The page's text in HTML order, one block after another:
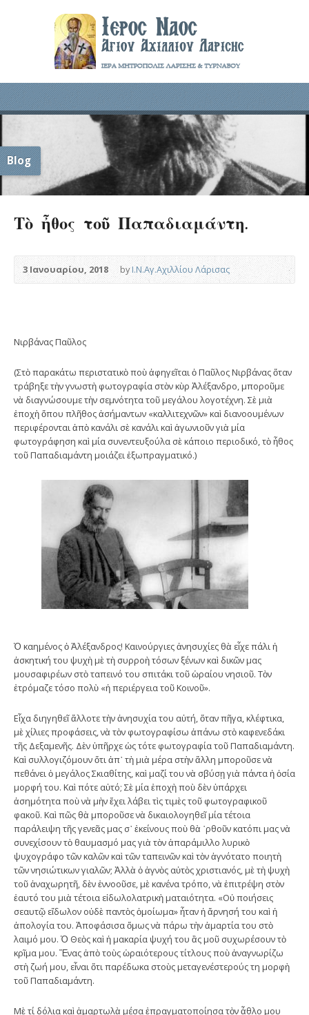
Blog
Τὸ ἦθος τοῦ Παπαδιαμάντη.
3 Ιανουαρίου, 2018 byΙ.Ν.Αγ.Αχιλλίου Λάρισας
Νιρβάνας Παῦλος
(Στὸ παρακάτω περιστατικὸ ποὺ ἀφηγεῖται ὁ Παῦλος Νιρβάνας ὅταν
τράβηξε τὴν γνωστὴ φωτογραφία στὸν κὺρ Ἀλέξανδρο, μποροῦμε
νὰ διαγνώσουμε τὴν σεμνότητα τοῦ μεγάλου λογοτέχνη. Σὲ μιὰ
ἐποχὴ ὅπου πλῆθος ἀσήμαντων «καλλιτεχνῶν» καὶ διανοουμένων
περιφέρονται ἀπὸ κανάλι σὲ κανάλι καὶ ἀγωνιοῦν γιὰ μία
φωτογράφηση καὶ μία συνεντευξούλα σὲ κάποιο περιοδικό, τὸ ἦθος
τοῦ Παπαδιαμάντη μοιάζει ἐξωπραγματικό.)
Ὁ καημένος ὁ Ἀλέξανδρος! Καινούργιες ἀνησυχίες θὰ εἶχε πάλι ἡ
ἀσκητική του ψυχὴ μὲ τὴ συρροὴ τόσων ξένων καὶ δικῶν μας
μουσαφιρέων στὸ ταπεινό του σπιτάκι τοῦ ὡραίου νησιοῦ. Τὸν
ἐτρόμαζε τόσο πολὺ «ἡ περιέργεια τοῦ Κοινοῦ».
Εἶχα διηγηθεῖ ἄλλοτε τὴν ἀνησυχία του αὐτή, ὅταν πῆγα, κλέφτικα,
μὲ χίλιες προφάσεις, νὰ τὸν φωτογραφίσω ἀπάνω στὸ καφενεδάκι
τῆς Δεξαμενῆς. Δὲν ὑπῆρχε ὡς τότε φωτογραφία τοῦ Παπαδιαμάντη.
Καὶ συλλογιζόμουν ὅτι ἀπ᾿ τὴ μιὰ μέρα στὴν ἄλλη μποροῦσε νὰ
πεθάνει ὁ μεγάλος Σκιαθίτης, καὶ μαζί του νὰ σβύσῃ γιὰ πάντα ἡ ὁσία
μορφή του. Καὶ πότε αὐτό; Σὲ μία ἐποχὴ ποὺ δὲν ὑπάρχει
ἀσημότητα ποὺ νὰ μὴν ἔχει λάβει τὶς τιμὲς τοῦ φωτογραφικοῦ
φακοῦ. Καὶ πῶς θὰ μποροῦσε νὰ δικαιολογηθεῖ μία τέτοια
παράλειψη τῆς γενεᾶς μας σ᾿ ἐκείνους ποὺ θὰ ῾ρθοῦν κατόπι μας νὰ
συνεχίσουν τὸ θαυμασμό μας γιὰ τὸν ἀπαράμιλλο λυρικὸ
ψυχογράφο τῶν καλῶν καὶ τῶν ταπεινῶν καὶ τὸν ἁγνότατο ποιητὴ
τῶν νησιώτικων γιαλῶν; Ἀλλὰ ὁ ἁγνὸς αὐτὸς χριστιανός, μὲ τὴ ψυχὴ
τοῦ ἀναχωρητῆ, δὲν ἐννοοῦσε, μὲ κανένα τρόπο, νὰ ἐπιτρέψη στὸν
ἑαυτό του μιὰ τέτοια εἰδωλολατρικὴ ματαιότητα. «Οὐ ποιήσεις
σεαυτῷ εἴδωλον οὐδὲ παντὸς ὁμοίωμα» ἦταν ἡ ἄρνησή του καὶ ἡ
ἀπολογία του. Ἀποφάσισα ὅμως νὰ πάρω τὴν ἁμαρτία του στὸ
λαιμό μου. Ὁ Θεὸς καὶ ἡ μακαρία ψυχή του ἂς μοῦ συχωρέσουν τὸ
κρῖμα μου. Ἕνας ἀπὸ τοὺς ὡραιότερους τίτλους ποὺ ἀναγνωρίζω
στὴ ζωή μου, εἶναι ὅτι παρέδωκα στοὺς μεταγενέστερούς τη μορφὴ
τοῦ Παπαδιαμάντη.
Μὲ τί δόλια καὶ ἁμαρτωλὰ μέσα ἐπραγματοποίησα τὸν ἆθλο μου